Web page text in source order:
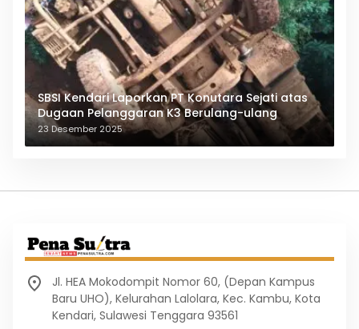
SBSI Kendari Laporkan PT Konutara Sejati atas
Dugaan Pelanggaran K3 Berulang-ulang
23 Desember 2025
Jl. HEA Mokodompit Nomor 60, (Depan Kampus
Baru UHO), Kelurahan Lalolara, Kec. Kambu, Kota
Kendari, Sulawesi Tenggara 93561